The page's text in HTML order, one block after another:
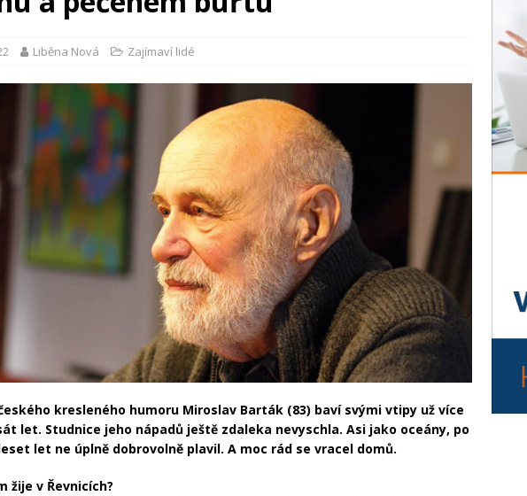
Liběna Nová Zajímaví lidé
kresleného humoru Miroslav Barták (83) baví svými vtipy už více
let. Studnice jeho nápadů ještě zdaleka nevyschla. Asi jako oceány, po
let ne úplně dobrovolně plavil. A moc rád se vracel domů.
žije v Řevnicích?